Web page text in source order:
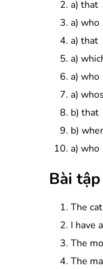
a) that
a) who
a) that
a)
a) who
a)
b) that
b)
a) who
Bài
The
I have
The
The